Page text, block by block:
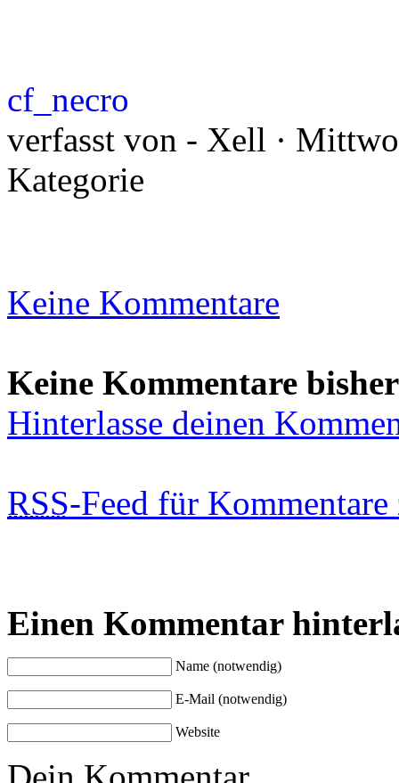
cf_necro
verfasst von - Xell ·
Kategorie
Keine Kommentare
Keine Kommentare bisher
Hinterlasse deinen
RSS-Feed für
Einen Kommentar
Name (notwendig)
E-Mail (notwendig)
Website